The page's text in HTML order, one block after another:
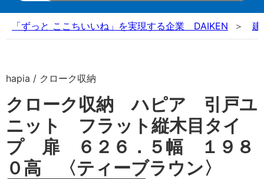
「ずっと ここちいいね」を実現する企業 DAIKEN 建
hapia / クローク収納
クローク収納 ハピア 引戸ユ
ニット フラット縦木目タイ
プ 扉 ６２６．５幅 １９８
０高 〈ティーブラウン〉